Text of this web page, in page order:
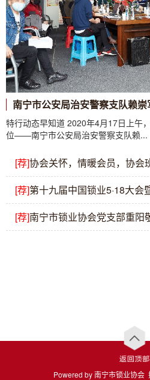
特行动态早知道 2020年4月17日上午
位——南宁市公安局治安警察支队赖...
[荐]协会关怀，情暖会员，协会班
[荐]第十九届中国锁业5·18大会暨
[荐]南宁市锁业协会党支部重阳
Powered by 南宁市锁业协会